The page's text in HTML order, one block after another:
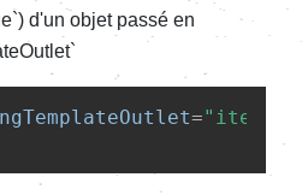
d'un objet passé en
ngTemplateOutlet=